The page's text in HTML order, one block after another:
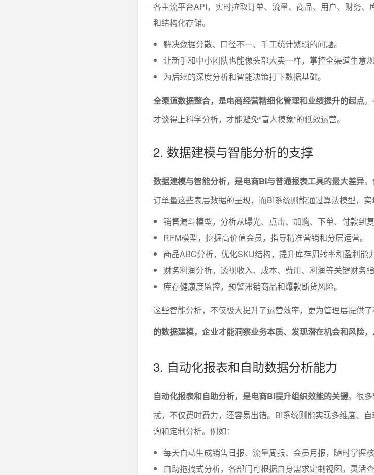
各主流平台API，实时拉取订单、流量、商品、用户、财务
和结构化存储。
解决数据分散、口径不一、手工统计繁琐的问题。
让新手和中小团队也能像头部大卖一样，掌控全渠道生意规
为后续的深度分析和智能决策打下数据基础。
全渠道数据整合，是电商经营精细化管理和业绩提升的起点
才谈得上科学分析，才能避免“盲人摸象”的低效运营。
2. 数据建模与智能分析的支撑
数据建模与智能分析，是电商BI与普通报表工具的最大差异
订单量这些表层数据的呈现，而BI系统则能通过算法模型，实
销售漏斗模型，分析从曝光、点击、加购、下单、付款到
RFM模型，挖掘高价值会员，指导精准营销和分层运营。
商品ABC分析，优化SKU结构，提升库存周转率和盈利能力
财务利润分析，透视收入、成本、费用、利润等关键财务指
库存健康度监控，预警滞销商品和爆款断货风险。
这些智能分析，不仅极大提升了运营效率，更为管理层提供了
的数据建模，企业才能洞察业务本质、发现潜在机会和风险
3. 自动化报表和自助数据分析能力
自动化报表和自助分析，是电商BI提升组织效能的关键。很
扰，不仅费时费力，还容易出错。BI系统则能实现多维度、
询和定制分析。例如：
每天自动生成销售日报、流量周报、会员月报，随时掌握核
自助拖拽式分析，各部门可根据自身需求定制视图，灵活